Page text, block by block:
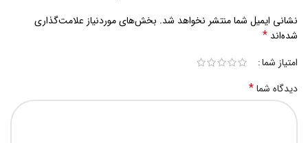
نشانی ایمیل شما منتشر نخواهد شد. بخش‌های موردنیاز علامت‌گذاری
شده‌اند *
امتیاز شما
دیدگاه شما*